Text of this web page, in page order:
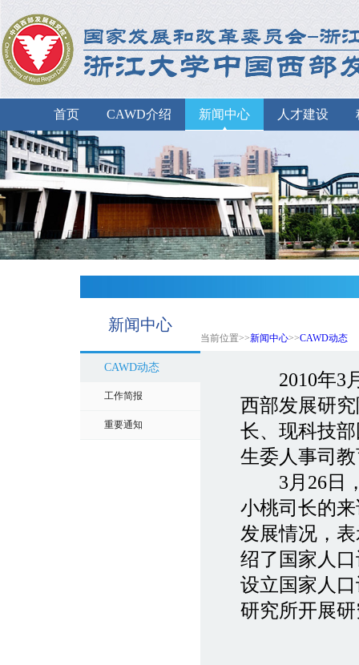
首页 CAWD介绍 新闻中心 人才建设
新闻中心
当前位置>>新闻中心>>CAWD动态
CAWD动态
工作简报
重要通知
2010年3月
西部发展研
长、现科技
生委人事司
3月26日，
小桃司长的
发展情况，
绍了国家人
设立国家人
研究所开展